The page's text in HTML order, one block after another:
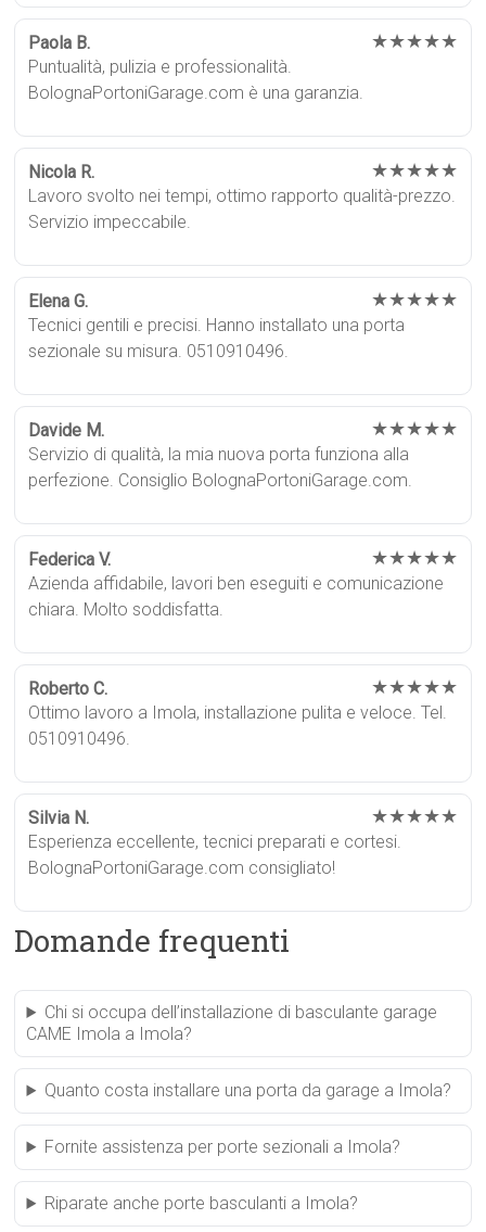
Paola B. ★★★★★
Puntualità, pulizia e professionalità.
BolognaPortoniGarage.com è una garanzia.
Nicola R. ★★★★★
Lavoro svolto nei tempi, ottimo rapporto qualità-prezzo.
Servizio impeccabile.
Elena G. ★★★★★
Tecnici gentili e precisi. Hanno installato una porta
sezionale su misura. 0510910496.
Davide M. ★★★★★
Servizio di qualità, la mia nuova porta funziona alla
perfezione. Consiglio BolognaPortoniGarage.com.
Federica V. ★★★★★
Azienda affidabile, lavori ben eseguiti e comunicazione
chiara. Molto soddisfatta.
Roberto C. ★★★★★
Ottimo lavoro a Imola, installazione pulita e veloce. Tel.
0510910496.
Silvia N. ★★★★★
Esperienza eccellente, tecnici preparati e cortesi.
BolognaPortoniGarage.com consigliato!
Domande frequenti
Chi si occupa dell’installazione di basculante garage
CAME Imola a Imola?
Quanto costa installare una porta da garage a Imola?
Fornite assistenza per porte sezionali a Imola?
Riparate anche porte basculanti a Imola?